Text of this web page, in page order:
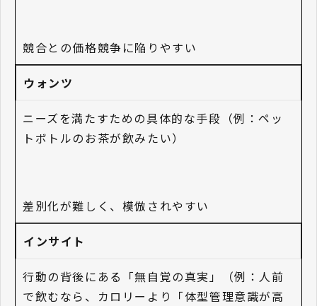
競合との価格競争に陥りやすい
ウォンツ
ニーズを満たすための具体的な手段（例：ペッ
トボトルのお茶が飲みたい）
差別化が難しく、模倣されやすい
インサイト
行動の背後にある「無自覚の真実」（例：人前
で飲むなら、カロリーより「体型管理意識が高